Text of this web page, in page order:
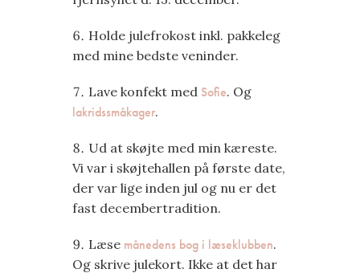
Holde julefrokost inkl. pakkeleg
med mine bedste veninder.
Lave konfekt med Sofie. Og
lakridssmåkager.
Ud at skøjte med min kæreste.
Vi var i skøjtehallen på første date,
der var lige inden jul og nu er det
fast decembertradition.
Læse månedens bog i læseklubben.
Og skrive julekort. Ikke at det har